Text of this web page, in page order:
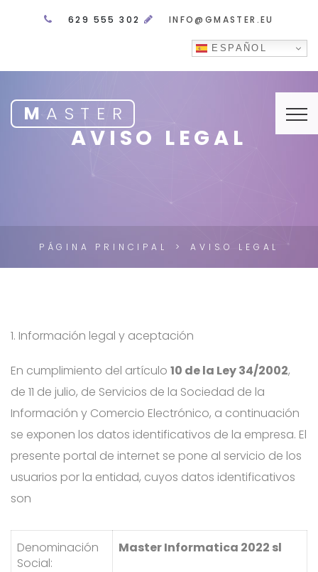
629 555 302 INFO@GMASTER.EU
ESPAÑOL
M ASTER
AVISO LEGAL
PÁGINA PRINCIPAL AVISO LEGAL
1. Información legal y aceptación
En cumplimiento del artículo 10 de la Ley 34/2002,
de 11 de julio, de Servicios de la Sociedad de la
Información y Comercio Electrónico, a continuación
se exponen los datos identificativos de la empresa. El
presente portal de internet se pone al servicio de los
usuarios por la entidad, cuyos datos identificativos
son
Denominación
Social:
Master Informatica 2022 sl